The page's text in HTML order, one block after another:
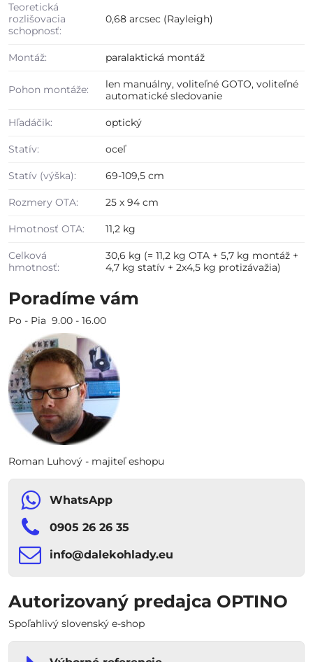
Teoretická
rozlišovacia
schopnosť:
0,68 arcsec (Rayleigh)
Montáž: paralaktická montáž
Pohon montáže:
len manuálny, voliteľné GOTO, voliteľné
automatické sledovanie
Hľadáčik: optický
Statív: oceľ
Statív (výška): 69-109,5 cm
Rozmery OTA: 25 x 94 cm
Hmotnosť OTA: 11,2 kg
Celková
hmotnosť:
30,6 kg (= 11,2 kg OTA + 5,7 kg montáž +
4,7 kg statív + 2x4,5 kg protizávažia)
Poradíme vám
Po - Pia 9.00 - 16.00
Roman Luhový - majiteľ eshopu
WhatsApp
0905 26 26 35
info​​@dalekohlady​​.eu
Autorizovaný predajca OPTINO
Spoľahlivý slovenský e-shop